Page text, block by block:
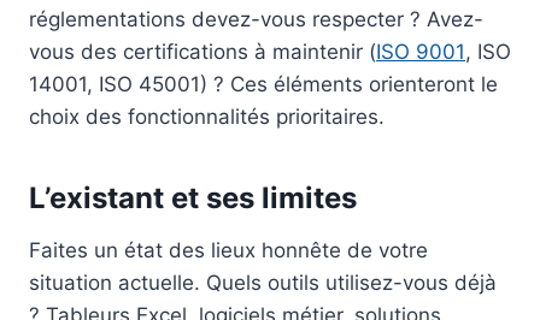
réglementations devez-vous respecter ? Avez-
vous des certifications à maintenir (ISO 9001 , ISO
14001, ISO 45001) ? Ces éléments orienteront le
choix des fonctionnalités prioritaires.
L’existant et ses limites
Faites un état des lieux honnête de votre
situation actuelle. Quels outils utilisez-vous déjà
? Tableurs Excel, logiciels métier, solutions